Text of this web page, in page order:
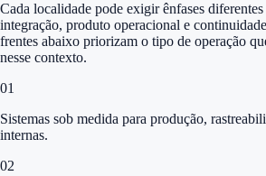
Cada localidade pode exigir ênfases
integração, produto operacional e
frentes abaixo priorizam o tipo de operação
nesse contexto.
01
Sistemas sob medida para produção,
internas.
02